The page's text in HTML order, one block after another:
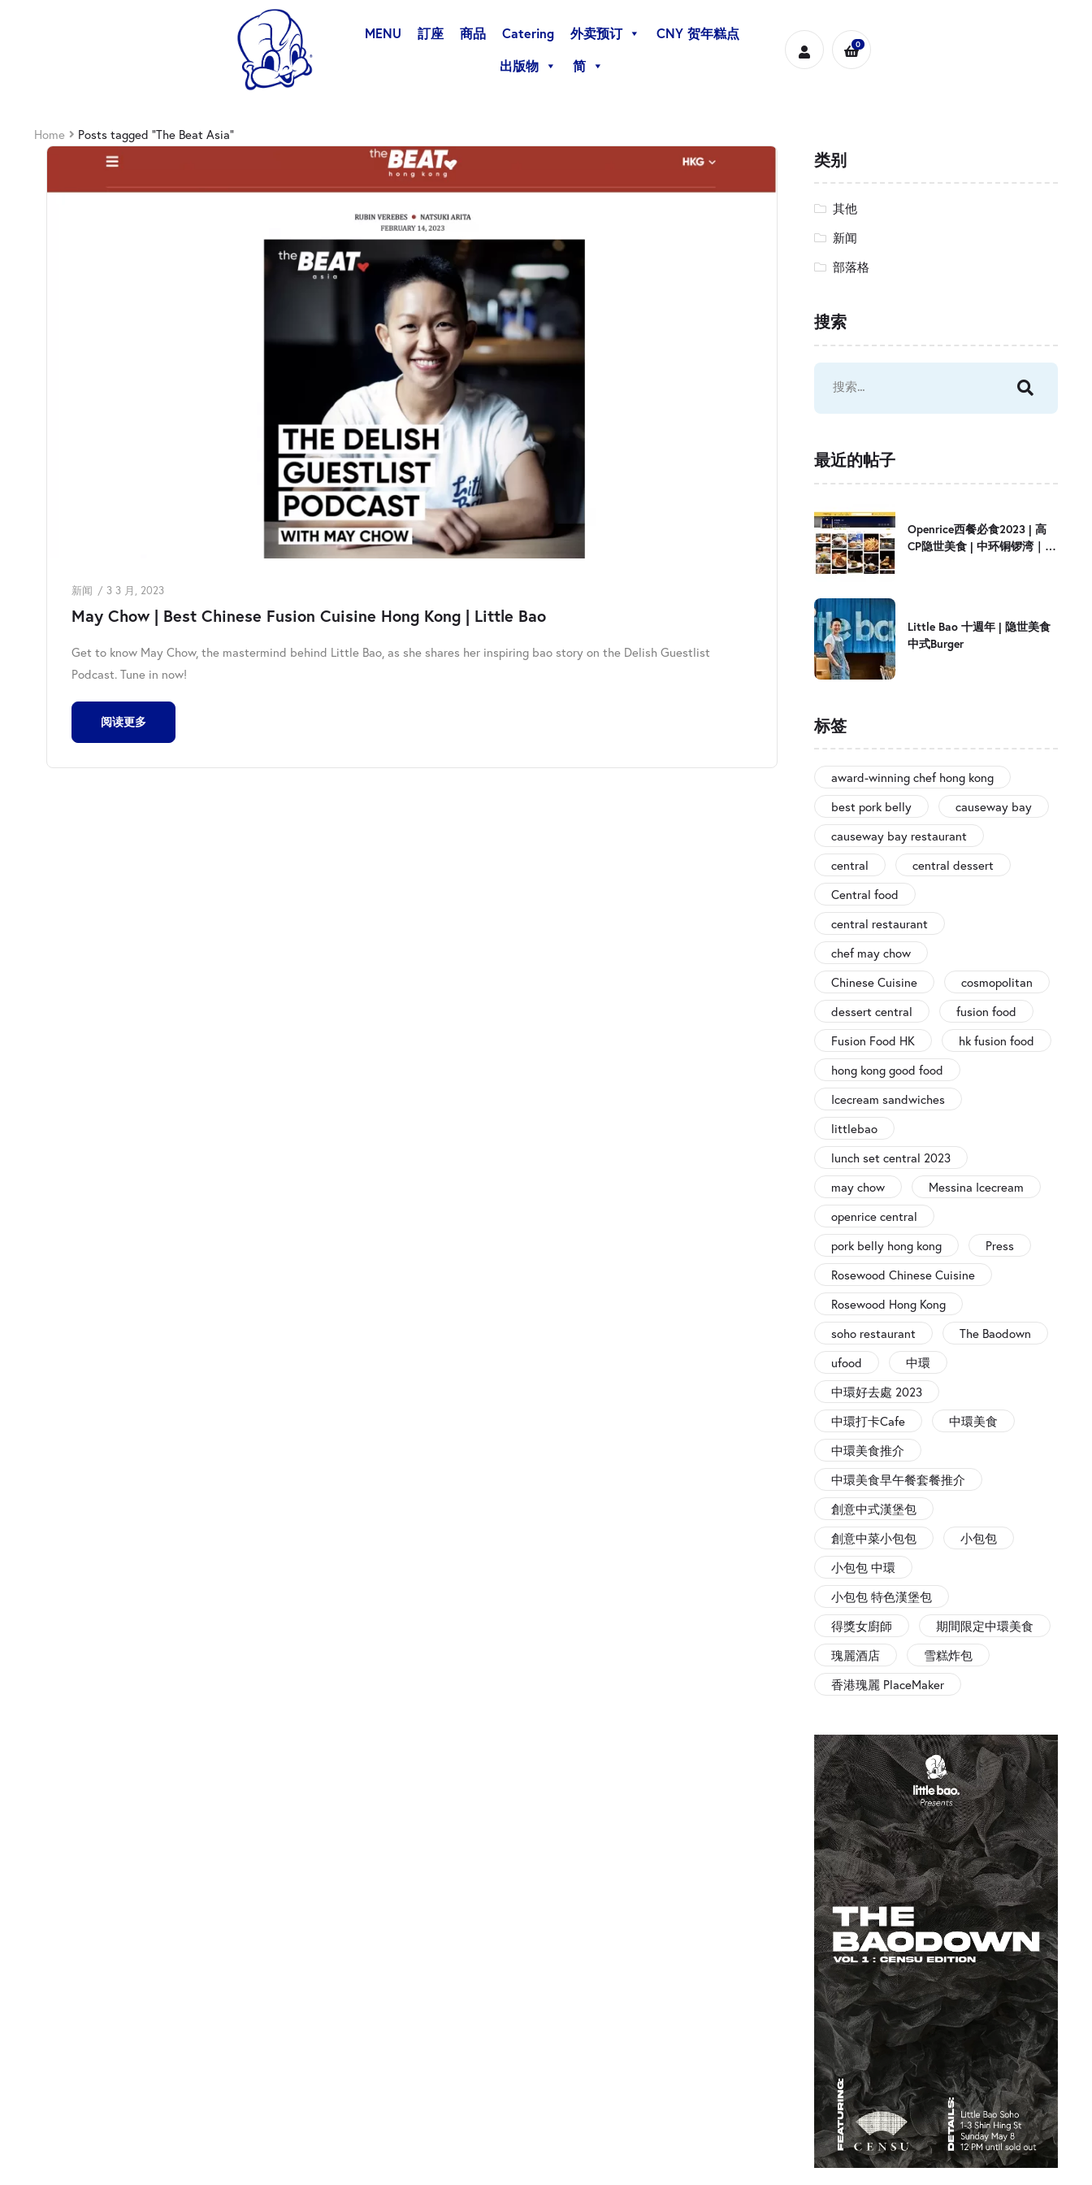
MENU 訂座 商品 Catering 外卖预订
CNY 贺年糕点
出版物
简
0
Home Posts tagged “The Beat Asia”
新闻 3 3 月, 2023
May Chow | Best Chinese Fusion Cuisine Hong Kong | Little Bao
Get to know May Chow, the mastermind behind Little Bao, as she shares her inspiring bao story on the Delish Guestlist
Podcast. Tune in now!
阅读更多
类别
其他
新闻
部落格
搜索
最近的帖子
Openrice西餐必食2023 | 高
CP隐世美食 | 中环铜锣湾｜
Little Bao 十週年 | 隐世美食
中式Burger
标签
award-winning chef hong kong
best pork belly
causeway bay
causeway bay restaurant
central
central dessert
Central food
central restaurant
chef may chow
Chinese Cuisine
cosmopolitan
dessert central
fusion food
Fusion Food HK
hk fusion food
hong kong good food
Icecream sandwiches
littlebao
lunch set central 2023
may chow
Messina Icecream
openrice central
pork belly hong kong
Press
Rosewood Chinese Cuisine
Rosewood Hong Kong
soho restaurant
The Baodown
ufood
中環
中環好去處 2023
中環打卡Cafe
中環美食
中環美食推介
中環美食早午餐套餐推介
創意中式漢堡包
創意中菜小包包
小包包
小包包 中環
小包包 特色漢堡包
得獎女廚師
期間限定中環美食
瑰麗酒店
雪糕炸包
香港瑰麗 PlaceMaker